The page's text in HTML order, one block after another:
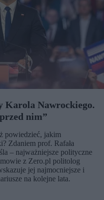
Karola Nawrockiego.
nim”
powiedzieć, jakim
Zdaniem prof. Rafała
– najważniejsze polityczne
z Zero.pl politolog
jej najmocniejsze i
na kolejne lata.